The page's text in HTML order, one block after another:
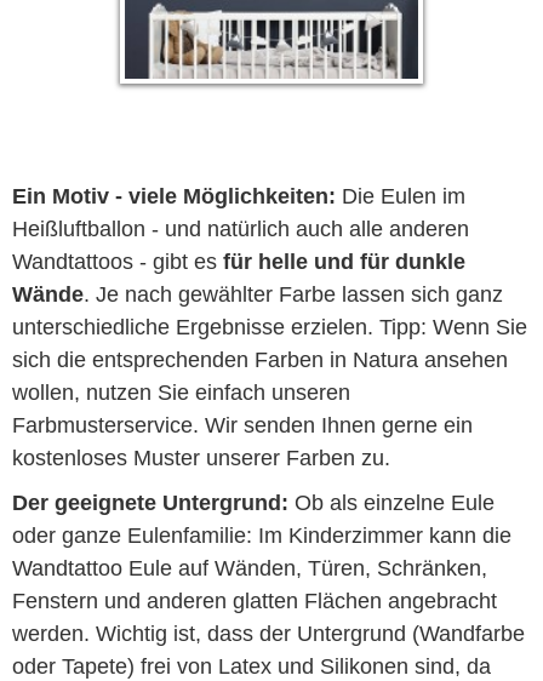
Ein Motiv - viele Möglichkeiten: Die Eulen im
Heißluftballon - und natürlich auch alle anderen
Wandtattoos - gibt es für helle und für dunkle
Wände. Je nach gewählter Farbe lassen sich ganz
unterschiedliche Ergebnisse erzielen. Tipp: Wenn Sie
sich die entsprechenden Farben in Natura ansehen
wollen, nutzen Sie einfach unseren
Farbmusterservice. Wir senden Ihnen gerne ein
kostenloses Muster unserer Farben zu.
Der geeignete Untergrund: Ob als einzelne Eule
oder ganze Eulenfamilie: Im Kinderzimmer kann die
Wandtattoo Eule auf Wänden, Türen, Schränken,
Fenstern und anderen glatten Flächen angebracht
werden. Wichtig ist, dass der Untergrund (Wandfarbe
oder Tapete) frei von Latex und Silikonen sind, da